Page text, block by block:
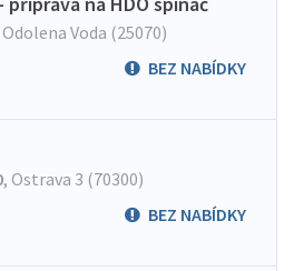
Odolena Voda (25070)
BEZ NABÍDKY
, Ostrava 3 (70300)
BEZ NABÍDKY